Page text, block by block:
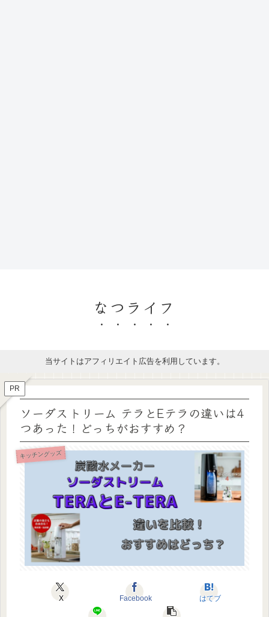
なつライフ
当サイトはアフィリエイト広告を利用しています。
PR
ソーダストリーム テラとEテラの違いは4
つあった！どっちがおすすめ？
キッチングッズ
X Facebook はてブ